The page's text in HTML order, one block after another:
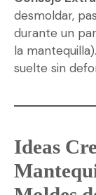
desmoldar,
durante un
la
suelte sin
Ideas